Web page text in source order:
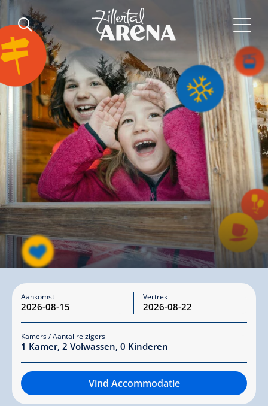
Aankomst Vertrek
Kamers / Aantal reizigers
1 Kamer, 2 Volwassen, 0 Kinderen
Vind Accommodatie